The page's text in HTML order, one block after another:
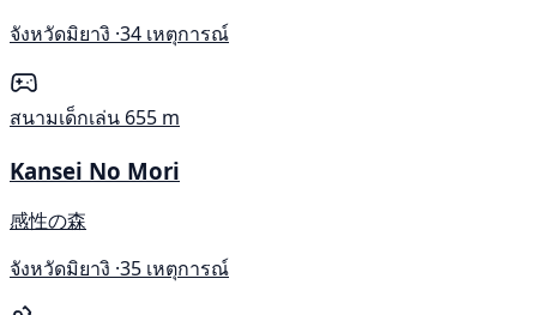
จังหวัดมิยางิ ·34 เหตุการณ์
สนามเด็กเล่น 655 m
Kansei No Mori
感性の森
จังหวัดมิยางิ ·35 เหตุการณ์